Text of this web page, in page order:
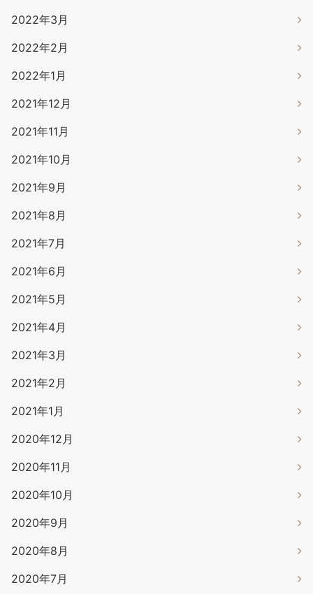
2022年3月
2022年2月
2022年1月
2021年12月
2021年11月
2021年10月
2021年9月
2021年8月
2021年7月
2021年6月
2021年5月
2021年4月
2021年3月
2021年2月
2021年1月
2020年12月
2020年11月
2020年10月
2020年9月
2020年8月
2020年7月